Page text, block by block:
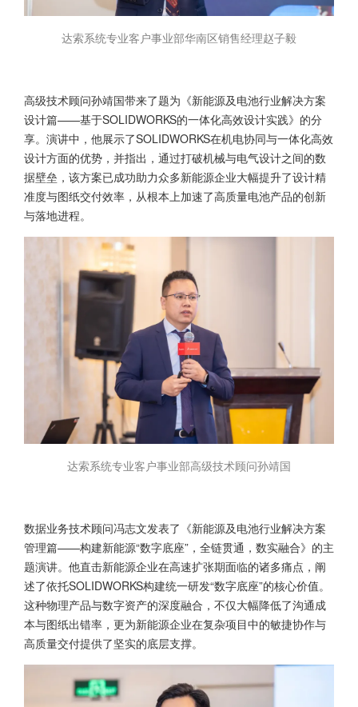
达索系统专业客户事业部华南区销售经理赵子毅
高级技术顾问孙靖国带来了题为《新能源及电池行业解决方案
设计篇——基于SOLIDWORKS的一体化高效设计实践》的分
享。演讲中，他展示了SOLIDWORKS在机电协同与一体化高效
设计方面的优势，并指出，通过打破机械与电气设计之间的数
据壁垒，该方案已成功助力众多新能源企业大幅提升了设计精
准度与图纸交付效率，从根本上加速了高质量电池产品的创新
与落地进程。
达索系统专业客户事业部高级技术顾问孙靖国
数据业务技术顾问冯志文发表了《新能源及电池行业解决方案
管理篇——构建新能源“数字底座”，全链贯通，数实融合》的主
题演讲。他直击新能源企业在高速扩张期面临的诸多痛点，阐
述了依托SOLIDWORKS构建统一研发“数字底座”的核心价值。
这种物理产品与数字资产的深度融合，不仅大幅降低了沟通成
本与图纸出错率，更为新能源企业在复杂项目中的敏捷协作与
高质量交付提供了坚实的底层支撑。